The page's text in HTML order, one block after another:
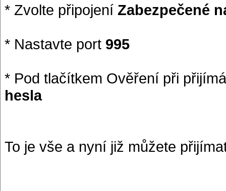
* Zvolte připojení Zabezpečené
* Nastavte port 995
* Pod tlačítkem Ověření při
hesla
To je vše a nyní již můžete